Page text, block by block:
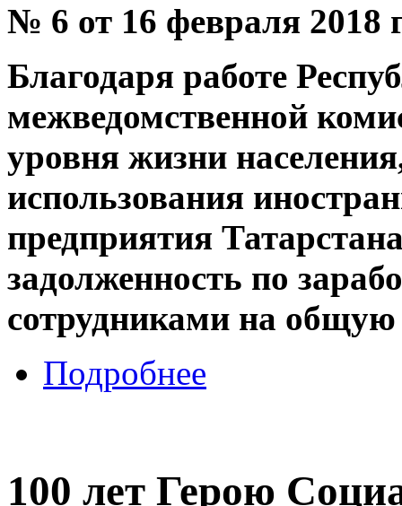
№ 6 от 16 февраля 2018
Благодаря работе
межведомственной
уровня жизни
использования
предприятия
задолженность по
сотрудниками на
Подробнее
100 лет Герою